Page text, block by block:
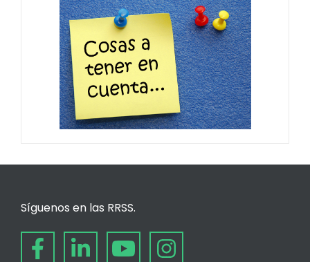
Síguenos en las RRSS.